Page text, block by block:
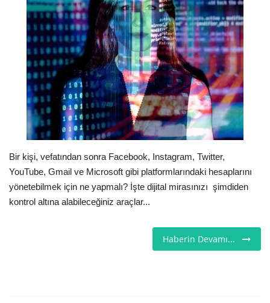
Seri İlanlar
İngiltere
Videolar
İş & Ekonomi
Pazaryeri
Kültür - Sanat
Firma Rehberi
Bir kişi, vefatından sonra Facebook, Instagram, Twitter,
YouTube, Gmail ve Microsoft gibi platformlarındaki hesaplarını
yönetebilmek için ne yapmalı? İşte dijital mirasınızı şimdiden
kontrol altına alabileceğiniz araçlar...
Haberin Devamı...